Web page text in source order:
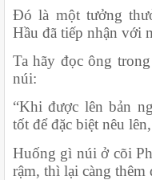
Đó là một tưởng
Hầu đã tiếp nhận với
Ta hãy đọc ông
núi:
“Khi được lên bản
tốt để đặc biệt nêu
Huống gì núi ở cõi
rậm, thì lại càng thêm